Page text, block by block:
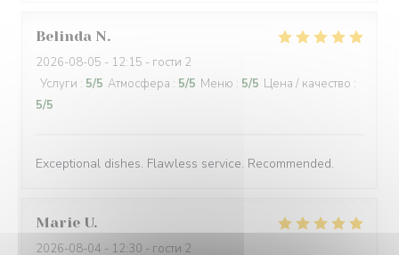
Belinda N
2026-08-05 - 12:15 - гости 2
Услуги : 5/5 Атмосфера : 5/5 Меню : 5/5 Цена / качество :
5/5
Exceptional dishes. Flawless service. Recommended.
Marie U
2026-08-04 - 12:30 - гости 2